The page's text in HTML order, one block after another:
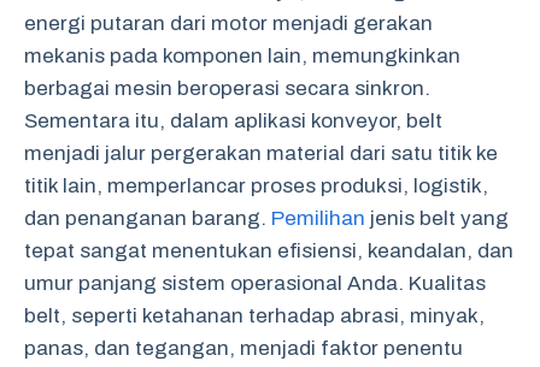
energi putaran dari motor menjadi gerakan
mekanis pada komponen lain, memungkinkan
berbagai mesin beroperasi secara sinkron.
Sementara itu, dalam aplikasi konveyor, belt
menjadi jalur pergerakan material dari satu titik ke
titik lain, memperlancar proses produksi, logistik,
dan penanganan barang. Pemilihan jenis belt yang
tepat sangat menentukan efisiensi, keandalan, dan
umur panjang sistem operasional Anda. Kualitas
belt, seperti ketahanan terhadap abrasi, minyak,
panas, dan tegangan, menjadi faktor penentu